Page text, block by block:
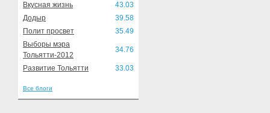
Вкусная жизнь
43.03
Додыр
39.58
Полит просвет
35.49
Выборы мэра
Тольятти-2012
34.76
Развитие Тольятти 33.03
Все блоги